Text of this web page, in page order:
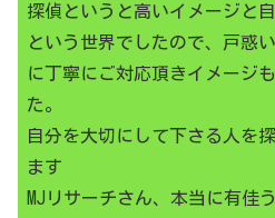
探偵というと高いイメージと
という世界でしたので、戸惑
に丁寧にご対応頂きイメージ
た。
自分を大切にして下さる人を
ます
MJリサーチさん、本当に有佳